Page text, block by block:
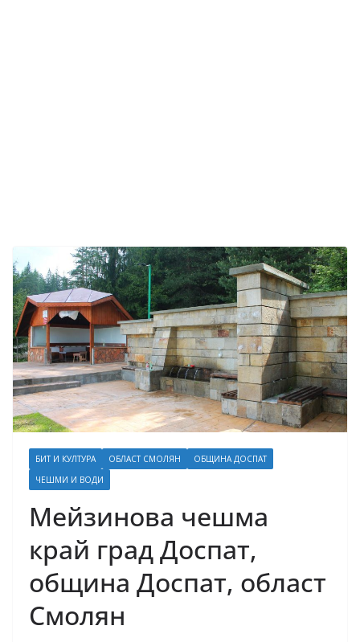
БИТ И КУЛТУРА ОБЛАСТ СМОЛЯН
ОБЩИНА ДОСПАТ
ЧЕШМИ И ВОДИ
Мейзинова чешма
край град Доспат,
община Доспат, област
Смолян